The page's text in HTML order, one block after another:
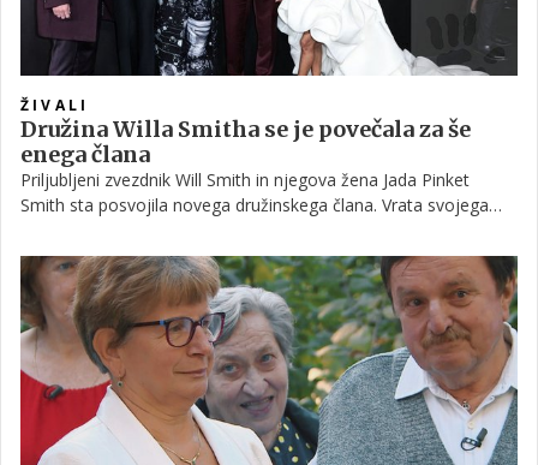
ŽIVALI
Družina Willa Smitha se je povečala za še
enega člana
Priljubljeni zvezdnik Will Smith in njegova žena Jada Pinket
Smith sta posvojila novega družinskega člana. Vrata svojega
nadela ime Lucco.